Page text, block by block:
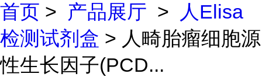
首页 > 产品展厅 >
人Elisa
检测试剂盒 > 人畸胎瘤细胞源
性生长因子(PCD...